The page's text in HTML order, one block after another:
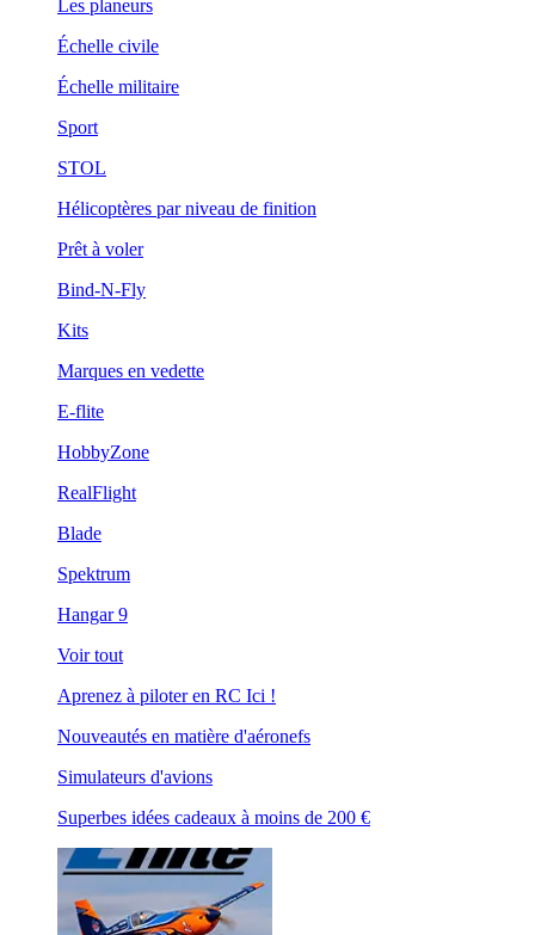
Les planeurs
Échelle civile
Échelle militaire
Sport
STOL
Hélicoptères par niveau de finition
Prêt à voler
Bind-N-Fly
Kits
Marques en vedette
E-flite
HobbyZone
RealFlight
Blade
Spektrum
Hangar 9
Voir tout
Aprenez à piloter en RC Ici !
Nouveautés en matière d'aéronefs
Simulateurs d'avions
Superbes idées cadeaux à moins de 200 €